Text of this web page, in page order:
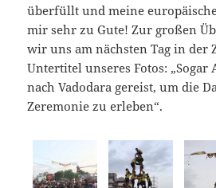
überfüllt und meine
mir sehr zu Gute! Zur großen
wir uns am nächsten Tag in der
Untertitel unseres Fotos: „Sogar
nach Vadodara gereist, um die
Zeremonie zu erleben“.